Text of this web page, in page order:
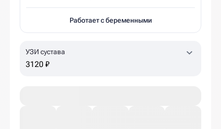
Работает с беременными
УЗИ сустава
3120 ₽